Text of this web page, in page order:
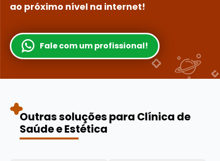
ao próximo nível na internet!
Fale com um profissional!
Outras soluções para Clínica de
Saúde e Estética